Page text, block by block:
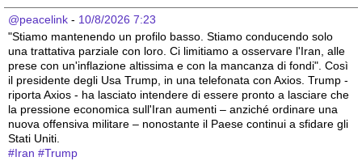
@peacelink - 10/8/2026 7:23
"Stiamo mantenendo un profilo basso. Stiamo conducendo solo
una trattativa parziale con loro. Ci limitiamo a osservare l'Iran, alle
prese con un'inflazione altissima e con la mancanza di fondi". Così
il presidente degli Usa Trump, in una telefonata con Axios. Trump -
riporta Axios - ha lasciato intendere di essere pronto a lasciare che
la pressione economica sull'Iran aumenti – anziché ordinare una
nuova offensiva militare – nonostante il Paese continui a sfidare gli
Stati Uniti.
#Iran #Trump